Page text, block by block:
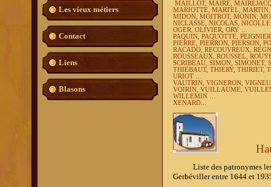
Les vieux métiers
Contact
Liens
Blasons
MAILLOT, MAIRE,
MARIOTTE, MARTEL,
MIDON, MOITROT, MONIN,
NICLASSE, NICOLAS,
OGER, OLIVIER, ORY …
PAQUIN, PAQUOTTE,
PIERRE, PIERRON, PIERSON,
RACADO, RECOUVREUX,
ROUSSEAUX, ROUSSEL,
SCRIBEAU, SIMON, SIMONET,
THIEBAUT, THIERY, THIRIET,
URIOT …
VAUTRIN, VIGNERON,
VOIRIN, VUILLAUME,
WILLEMIN …
XENARD...
Liste des patronymes les
Gerbéviller entre 1644 et